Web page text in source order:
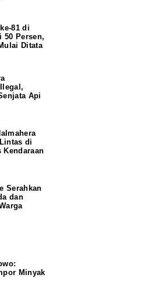
81 di
50 Persen,
Ditata
Api
di
Kendaraan
Serahkan
dan
Minyak